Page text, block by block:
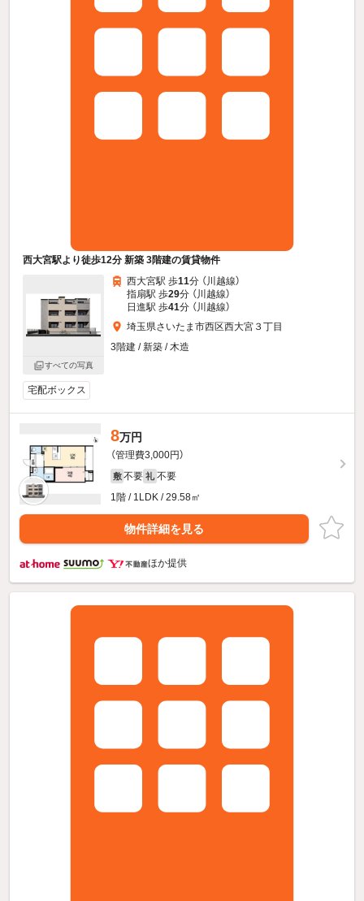
西大宮駅より徒歩12分 新築 3階建の賃貸物件
すべての写真
西大宮駅 歩11分 （川越線）
指扇駅 歩29分 （川越線）
日進駅 歩41分 （川越線）
埼玉県さいたま市西区西大宮３丁目
3階建 / 新築 / 木造
宅配ボックス
8万円
（管理費3,000円）
敷 不要 礼 不要
1階 / 1LDK / 29.58㎡
物件詳細を見る
ほか提供